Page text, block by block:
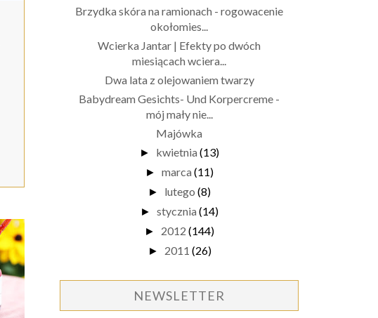
Brzydka skóra na ramionach - rogowacenie
okołomies...
Wcierka Jantar | Efekty po dwóch
miesiącach wciera...
Dwa lata z olejowaniem twarzy
Babydream Gesichts- Und Korpercreme -
mój mały nie...
Majówka
► kwietnia (13)
► marca (11)
► lutego (8)
► stycznia (14)
► 2012 (144)
► 2011 (26)
NEWSLETTER